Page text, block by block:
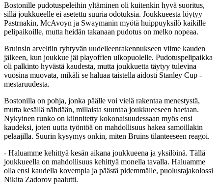
Bostonille pudotuspeleihin yltäminen oli kuitenkin hyvä suoritus,
sillä joukkueelle ei asetettu suuria odotuksia. Joukkueesta löytyy
Pastrnakin, McAvoyn ja Swaymanin myötä huippuyksilö kaikille
pelipaikoille, mutta heidän takanaan pudotus on melko nopeaa.
Bruinsin arveltiin ryhtyvän uudelleenrakennukseen viime kauden
jälkeen, kun joukkue jäi playoffien ulkopuolelle. Pudotuspelipaikka
oli palkinto hyvästä kaudesta, mutta joukkuetta täytyy tulevina
vuosina muovata, mikäli se haluaa taistella aidosti Stanley Cup -
mestaruudesta.
Bostonilla on pohja, jonka päälle voi vielä rakentaa menestystä,
mutta kesällä nähdään, millaista suuntaa joukkueeseen haetaan.
Nykyinen runko on kiinnitetty kokonaisuudessaan myös ensi
kaudeksi, joten uutta työntöä on mahdollisuus hakea samoillakin
pelaajilla. Suurin kysymys onkin, miten Bruins tilanteeseen reagoi.
- Haluamme kehittyä kesän aikana joukkueena ja yksilöinä. Tällä
joukkueella on mahdollisuus kehittyä monella tavalla. Haluamme
olla ensi kaudella kovempia ja päästä pidemmälle, puolustajakolossi
Nikita Zadorov paalutti.